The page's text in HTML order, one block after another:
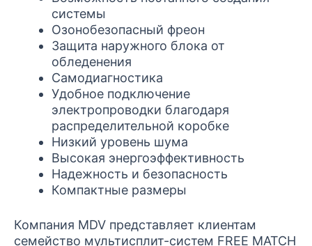
системы
Озонобезопасный фреон
Защита наружного блока от
обледенения
Самодиагностика
Удобное подключение
электропроводки благодаря
распределительной коробке
Низкий уровень шума
Высокая энергоэффективность
Надежность и безопасность
Компактные размеры
Компания MDV представляет клиентам
семейство мультисплит-систем FREE MATCH